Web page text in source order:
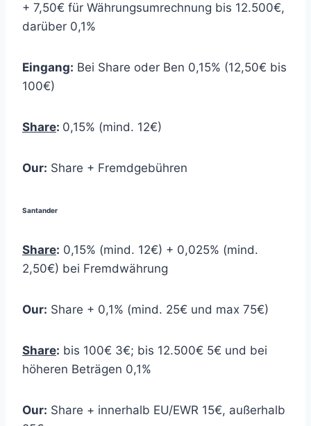
+ 7,50€ für Währungsumrechnung bis 12.500€,
darüber 0,1%
Eingang: Bei Share oder Ben 0,15% (12,50€ bis
100€)
Share: 0,15% (mind. 12€)
Our: Share + Fremdgebühren
Santander
Share: 0,15% (mind. 12€) + 0,025% (mind.
2,50€) bei Fremdwährung
Our: Share + 0,1% (mind. 25€ und max 75€)
Share: bis 100€ 3€; bis 12.500€ 5€ und bei
höheren Beträgen 0,1%
Our: Share + innerhalb EU/EWR 15€, außerhalb